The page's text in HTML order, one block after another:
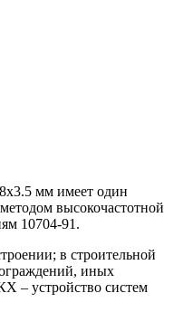
мм имеет один
высокочастотной
10704-91.
в строительной
ограждений, иных
– устройство систем